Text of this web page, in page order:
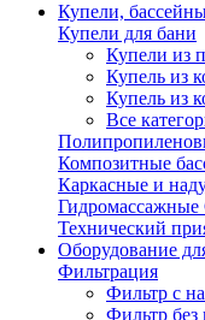
Купели,
Купели для бани
Купели из
Купель из
Купель из
Все
Композитные
Каркасные и
Технический
Оборудование
Фильтрация
Фильтр с
Фильтр без